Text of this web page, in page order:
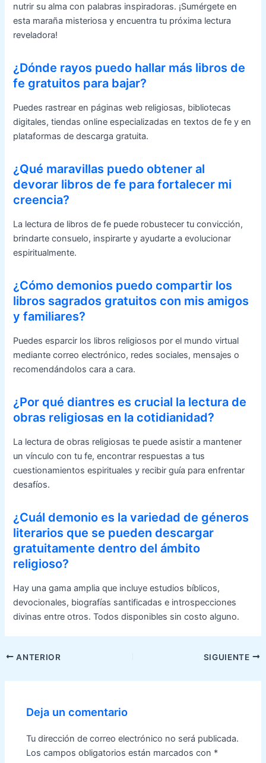
nutrir su alma con palabras inspiradoras. ¡Sumérgete en
esta maraña misteriosa y encuentra tu próxima lectura
reveladora!
¿Dónde rayos puedo hallar más libros de
fe gratuitos para bajar?
Puedes rastrear en páginas web religiosas, bibliotecas
digitales, tiendas online especializadas en textos de fe y en
plataformas de descarga gratuita.
¿Qué maravillas puedo obtener al
devorar libros de fe para fortalecer mi
creencia?
La lectura de libros de fe puede robustecer tu convicción,
brindarte consuelo, inspirarte y ayudarte a evolucionar
espiritualmente.
¿Cómo demonios puedo compartir los
libros sagrados gratuitos con mis amigos
y familiares?
Puedes esparcir los libros religiosos por el mundo virtual
mediante correo electrónico, redes sociales, mensajes o
recomendándolos cara a cara.
¿Por qué diantres es crucial la lectura de
obras religiosas en la cotidianidad?
La lectura de obras religiosas te puede asistir a mantener
un vínculo con tu fe, encontrar respuestas a tus
cuestionamientos espirituales y recibir guía para enfrentar
desafíos.
¿Cuál demonio es la variedad de géneros
literarios que se pueden descargar
gratuitamente dentro del ámbito
religioso?
Hay una gama amplia que incluye estudios bíblicos,
devocionales, biografías santificadas e introspecciones
divinas entre otros. Todos disponibles sin costo alguno.
Navegación
ANTERIOR SIGUIENTE
Deja un comentario
Tu dirección de correo electrónico no será publicada.
Los campos obligatorios están marcados con *